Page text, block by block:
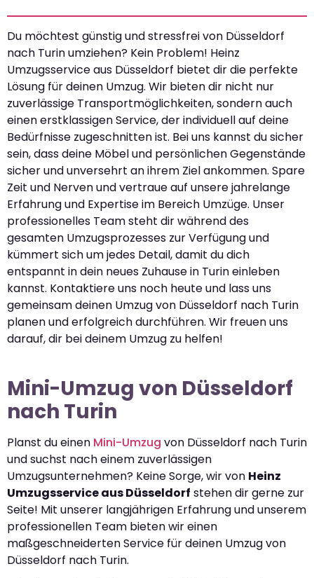
Du möchtest günstig und stressfrei von Düsseldorf
nach Turin umziehen? Kein Problem! Heinz
Umzugsservice aus Düsseldorf bietet dir die perfekte
Lösung für deinen Umzug. Wir bieten dir nicht nur
zuverlässige Transportmöglichkeiten, sondern auch
einen erstklassigen Service, der individuell auf deine
Bedürfnisse zugeschnitten ist. Bei uns kannst du sicher
sein, dass deine Möbel und persönlichen Gegenstände
sicher und unversehrt an ihrem Ziel ankommen. Spare
Zeit und Nerven und vertraue auf unsere jahrelange
Erfahrung und Expertise im Bereich Umzüge. Unser
professionelles Team steht dir während des
gesamten Umzugsprozesses zur Verfügung und
kümmert sich um jedes Detail, damit du dich
entspannt in dein neues Zuhause in Turin einleben
kannst. Kontaktiere uns noch heute und lass uns
gemeinsam deinen Umzug von Düsseldorf nach Turin
planen und erfolgreich durchführen. Wir freuen uns
darauf, dir bei deinem Umzug zu helfen!
Mini-Umzug von Düsseldorf
nach Turin
Planst du einen Mini-Umzug von Düsseldorf nach Turin
und suchst nach einem zuverlässigen
Umzugsunternehmen? Keine Sorge, wir von Heinz
Umzugsservice aus Düsseldorf stehen dir gerne zur
Seite! Mit unserer langjährigen Erfahrung und unserem
professionellen Team bieten wir einen
maßgeschneiderten Service für deinen Umzug von
Düsseldorf nach Turin.